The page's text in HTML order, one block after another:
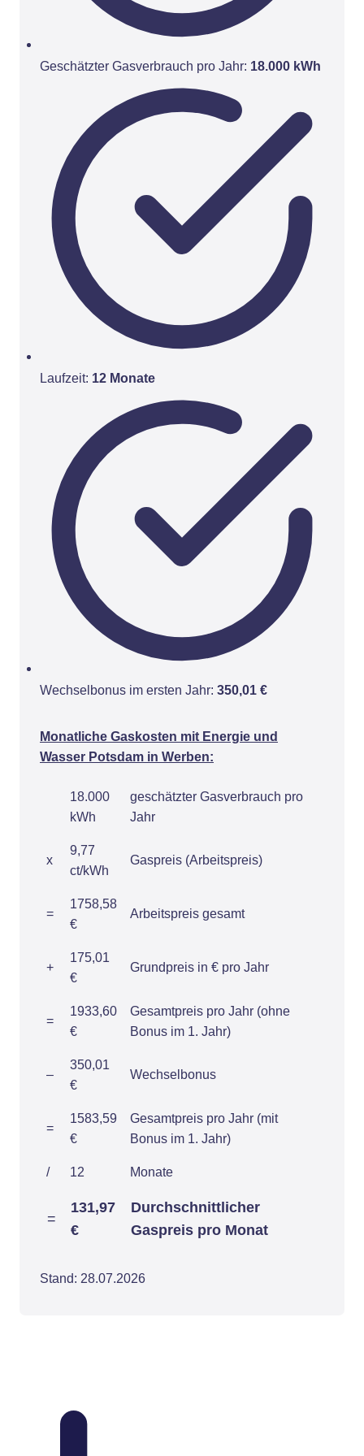
Geschätzter Gasverbrauch pro Jahr: 18.000 kWh
Laufzeit: 12 Monate
Wechselbonus im ersten Jahr: 350,01 €
Monatliche Gaskosten mit Energie und
Wasser Potsdam in Werben:
18.000
kWh
geschätzter Gasverbrauch pro
Jahr
x
9,77
ct/kWh
Gaspreis (Arbeitspreis)
=
1758,58
€
Arbeitspreis gesamt
+
175,01
€
Grundpreis in € pro Jahr
=
1933,60
€
Gesamtpreis pro Jahr (ohne
Bonus im 1. Jahr)
–
350,01
€
Wechselbonus
=
1583,59
€
Gesamtpreis pro Jahr (mit
Bonus im 1. Jahr)
/ 12 Monate
=
131,97
€
Durchschnittlicher
Gaspreis pro Monat
Stand: 28.07.2026